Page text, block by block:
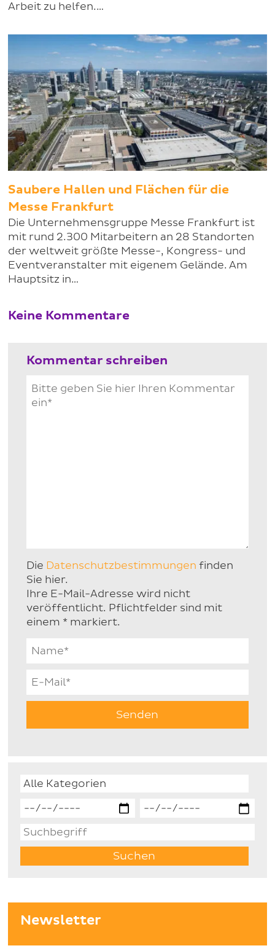
Arbeit zu helfen.…
Saubere Hallen und Flächen für die
Messe Frankfurt
Die Unternehmensgruppe Messe Frankfurt ist
mit rund 2.300 Mitarbeitern an 28 Standorten
der weltweit größte Messe-, Kongress- und
Eventveranstalter mit eigenem Gelände. Am
Hauptsitz in…
Keine Kommentare
Kommentar schreiben
Die Datenschutzbestimmungen finden
Sie hier.
Ihre E-Mail-Adresse wird nicht
veröffentlicht. Pflichtfelder sind mit
einem * markiert.
Newsletter